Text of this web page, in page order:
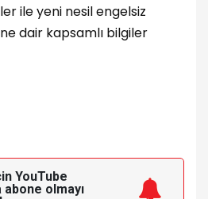
ile yeni nesil engelsiz
dair kapsamlı bilgiler
YouTube
abone olmayı